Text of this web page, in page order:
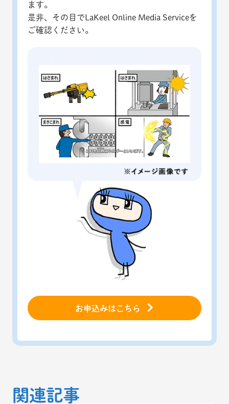
ます。
是非、その目でLaKeel Online Media Serviceを
ご確認ください。
お申込みはこちら
関連記事